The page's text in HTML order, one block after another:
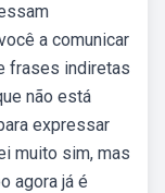
a comunicar
frases indiretas
não está
expressar
muito sim, mas
agora já é